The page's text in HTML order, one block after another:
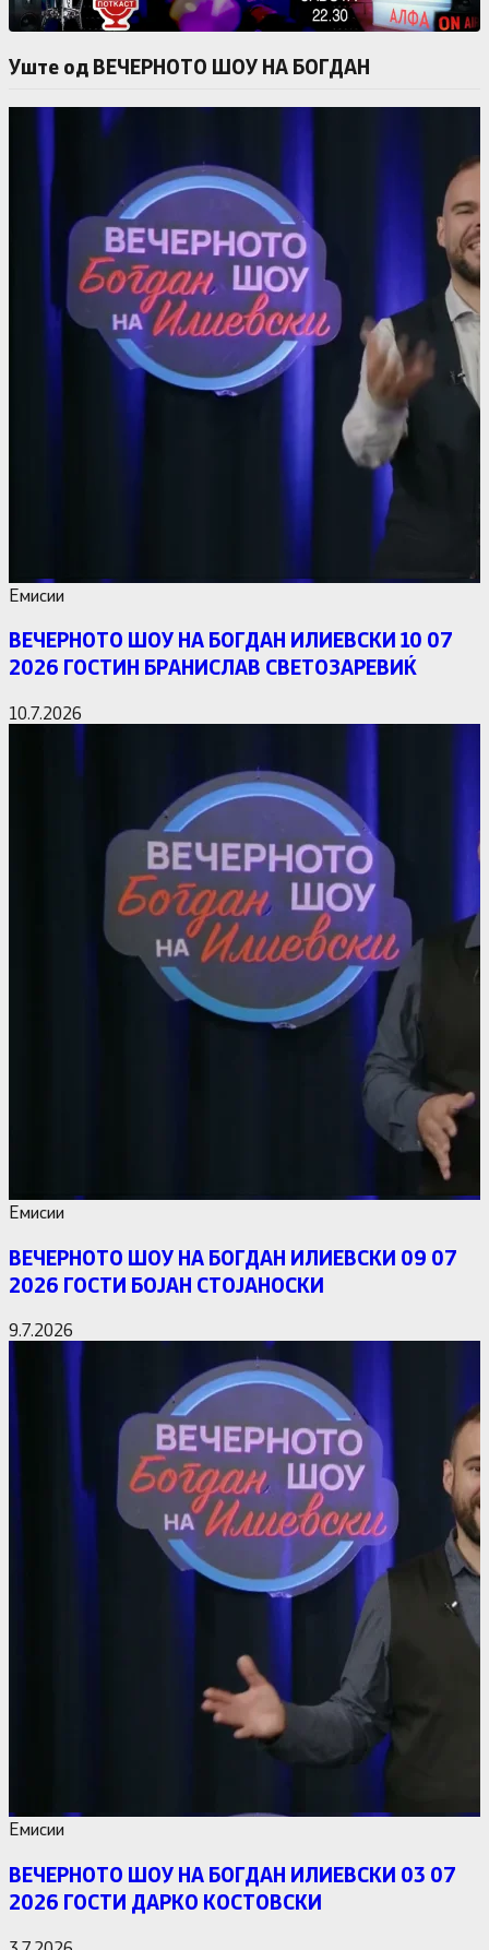
Уште од ВЕЧЕРНОТО ШОУ НА БОГДАН
Емисии
ВЕЧЕРНОТО ШОУ НА БОГДАН ИЛИЕВСКИ 10 07
2026 ГОСТИН БРАНИСЛАВ СВЕТОЗАРЕВИЌ
10.7.2026
Емисии
ВЕЧЕРНОТО ШОУ НА БОГДАН ИЛИЕВСКИ 09 07
2026 ГОСТИ БОЈАН СТОЈАНОСКИ
9.7.2026
Емисии
ВЕЧЕРНОТО ШОУ НА БОГДАН ИЛИЕВСКИ 03 07
2026 ГОСТИ ДАРКО КОСТОВСКИ